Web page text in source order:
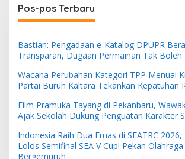
Pos-pos Terbaru
Bastian: Pengadaan e-Katalog DPUPR
Transparan, Dugaan Permainan Tak Boleh
Wacana Perubahan Kategori TPP Menuai
Partai Buruh Kaltara Tekankan Kepatuhan
Film Pramuka Tayang di Pekanbaru,
Ajak Sekolah Dukung Penguatan Karakter
Indonesia Raih Dua Emas di SEATRC
Lolos Semifinal SEA V Cup! Pekan
Bergemuruh